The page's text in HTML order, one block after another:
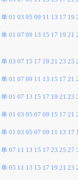
单 01 03 05 09 11 13 17 19
单 01 07 09 13 15 17 19 21
单 03 07 15 17 19 21 23 25
单 01 07 09 11 13 15 17 21
单 01 07 13 15 17 19 21 23
单 01 03 05 07 09 15 17 21
单 01 03 05 07 09 11 13 17
单 07 11 13 15 17 23 25 27
单 05 11 13 15 17 19 21 23